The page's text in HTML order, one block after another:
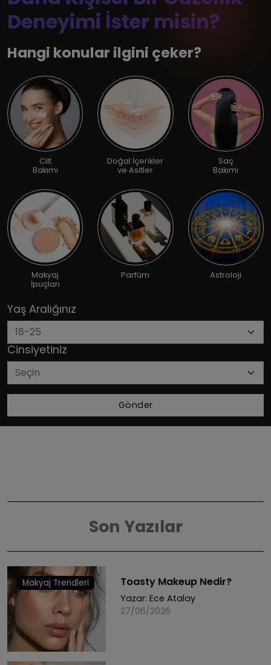
Deneyimi İster misin?
Hangi konular ilgini çeker?
Cilt
Bakımı
Doğal İçerikler
ve Asitler
Saç
Bakımı
Makyaj
İpuçları
Parfüm Astroloji
Yaş Aralığınız
Cinsiyetiniz
Gönder
Son Yazılar
Makyaj Trendleri Toasty Makeup Nedir?
Yazar: Ece Atalay
27/06/2026